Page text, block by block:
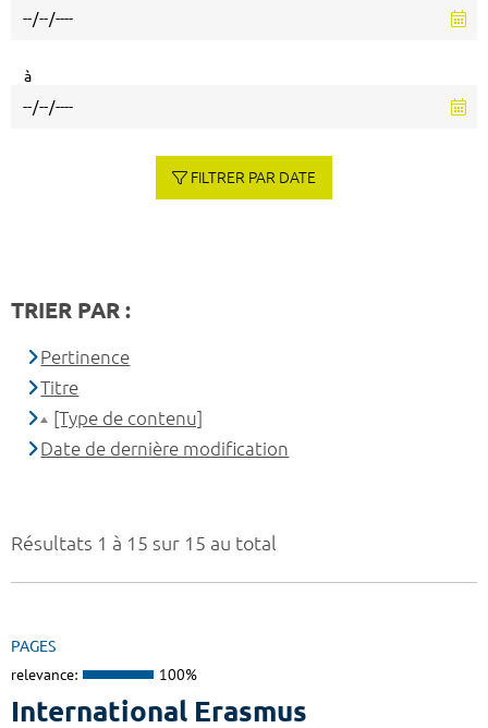
Résultats 1 à 15 sur 15 au total
PAGES
relevance: 100%
International Erasmus
à
FILTRER PAR DATE
TRIER PAR :
Pertinence
Titre
[Type de contenu]
Date de dernière modification